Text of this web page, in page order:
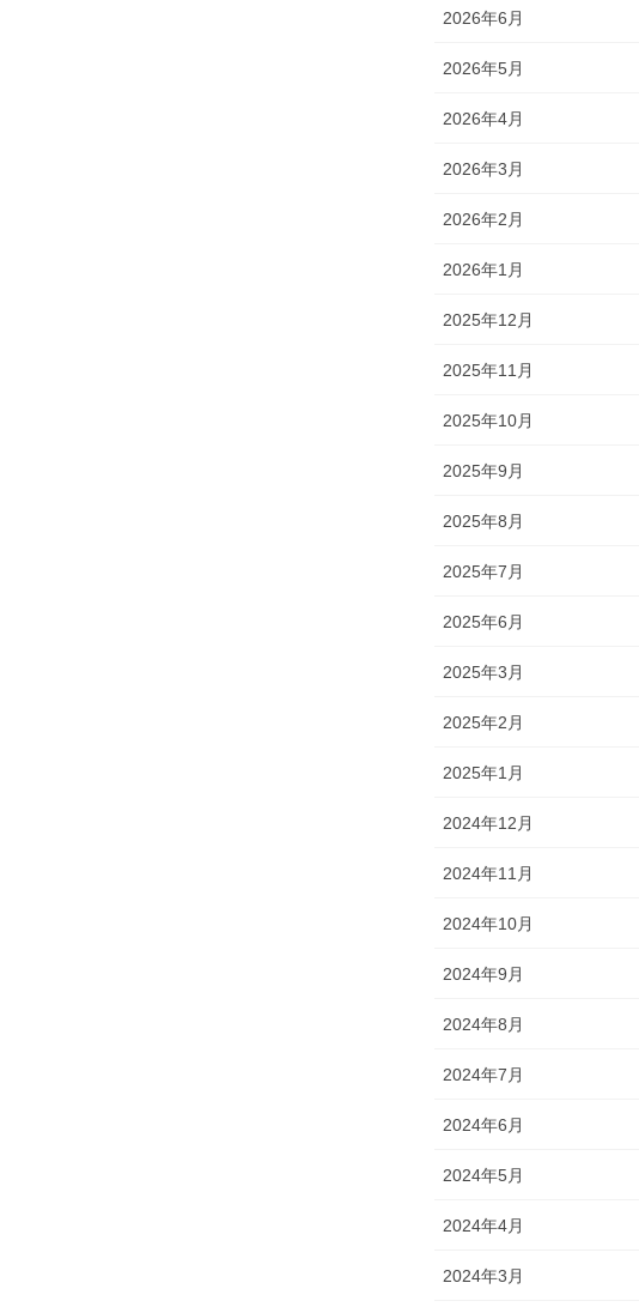
2026年6月
2026年5月
2026年4月
2026年3月
2026年2月
2026年1月
2025年12月
2025年11月
2025年10月
2025年9月
2025年8月
2025年7月
2025年6月
2025年3月
2025年2月
2025年1月
2024年12月
2024年11月
2024年10月
2024年9月
2024年8月
2024年7月
2024年6月
2024年5月
2024年4月
2024年3月